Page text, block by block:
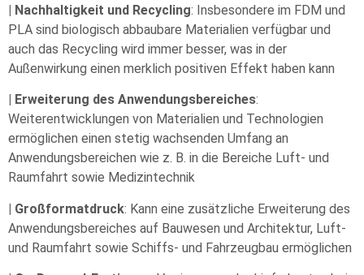
| Nachhaltigkeit und Recycling: Insbesondere im FDM und
PLA sind biologisch abbaubare Materialien verfügbar und
auch das Recycling wird immer besser, was in der
Außenwirkung einen merklich positiven Effekt haben kann
| Erweiterung des Anwendungsbereiches:
Weiterentwicklungen von Materialien und Technologien
ermöglichen einen stetig wachsenden Umfang an
Anwendungsbereichen wie z. B. in die Bereiche Luft- und
Raumfahrt sowie Medizintechnik
| Großformatdruck: Kann eine zusätzliche Erweiterung des
Anwendungsbereiches auf Bauwesen und Architektur, Luft-
und Raumfahrt sowie Schiffs- und Fahrzeugbau ermöglichen